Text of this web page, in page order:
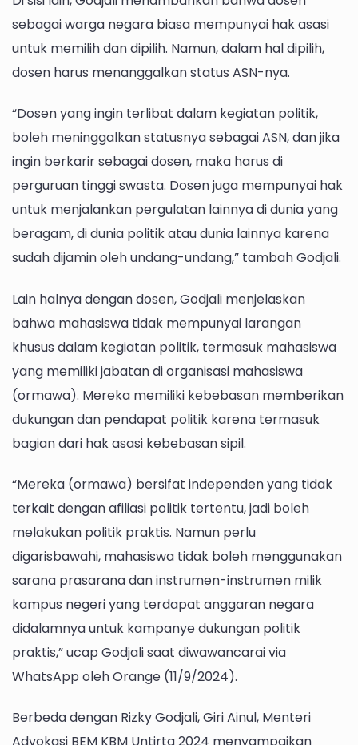
sebagai warga negara biasa mempunyai hak asasi
untuk memilih dan dipilih. Namun, dalam hal dipilih,
dosen harus menanggalkan status ASN-nya.
“Dosen yang ingin terlibat dalam kegiatan politik,
boleh meninggalkan statusnya sebagai ASN, dan jika
ingin berkarir sebagai dosen, maka harus di
perguruan tinggi swasta. Dosen juga mempunyai hak
untuk menjalankan pergulatan lainnya di dunia yang
beragam, di dunia politik atau dunia lainnya karena
sudah dijamin oleh undang-undang,” tambah Godjali.
Lain halnya dengan dosen, Godjali menjelaskan
bahwa mahasiswa tidak mempunyai larangan
khusus dalam kegiatan politik, termasuk mahasiswa
yang memiliki jabatan di organisasi mahasiswa
(ormawa). Mereka memiliki kebebasan memberikan
dukungan dan pendapat politik karena termasuk
bagian dari hak asasi kebebasan sipil.
“Mereka (ormawa) bersifat independen yang tidak
terkait dengan afiliasi politik tertentu, jadi boleh
melakukan politik praktis. Namun perlu
digarisbawahi, mahasiswa tidak boleh menggunakan
sarana prasarana dan instrumen-instrumen milik
kampus negeri yang terdapat anggaran negara
didalamnya untuk kampanye dukungan politik
praktis,” ucap Godjali saat diwawancarai via
WhatsApp oleh Orange (11/9/2024).
Berbeda dengan Rizky Godjali, Giri Ainul, Menteri